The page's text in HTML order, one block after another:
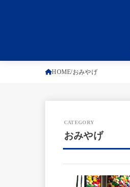
HOME おみやげ
おみやげ